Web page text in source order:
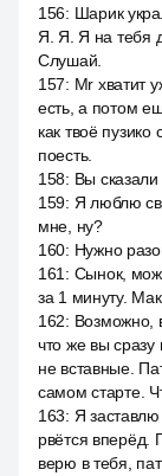
156: Шарик
Я. Я. Я на тебя
Слушай.
157: Mr хватит
есть, а потом
как твоё
поесть.
158: Вы сказали
159: Я люблю
мне, ну?
160: Нужно
161 : Сынок,
за 1 минуту.
162: Возможно,
что же вы сразу
не вставные.
самом старте.
163: Я заставлю
рвётся вперёд.
верю в тебя,